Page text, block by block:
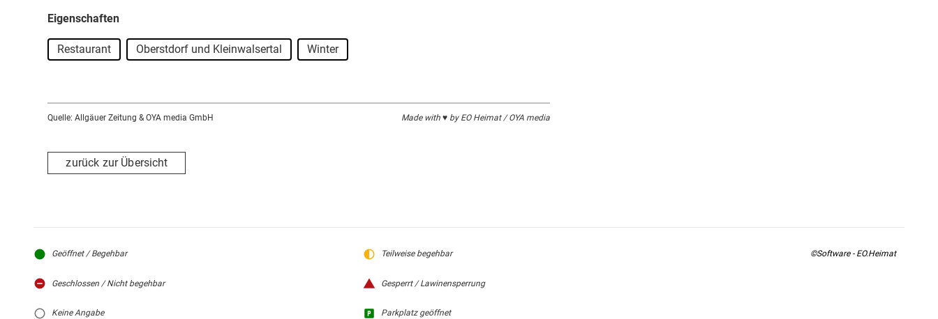
Eigenschaften
Restaurant Oberstdorf und Kleinwalsertal Winter
Quelle: Allgäuer Zeitung & OYA media GmbH Made with ♥ by EO Heimat / OYA media
zurück zur Übersicht
Geöffnet / Begehbar Teilweise begehbar
Geschlossen / Nicht begehbar Gesperrt / Lawinensperrung
Keine Angabe Parkplatz geöffnet
©Software - EO.Heimat